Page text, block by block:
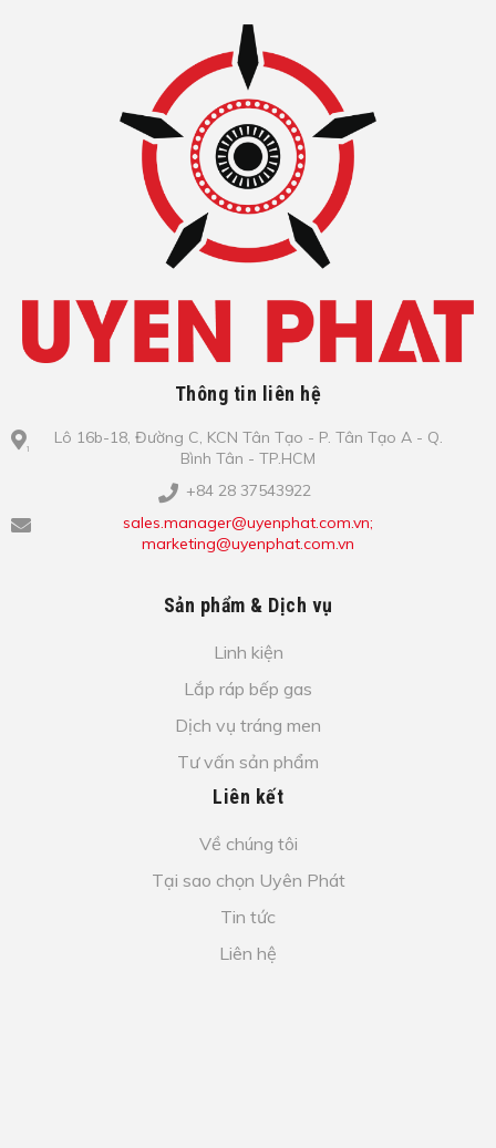
Thông tin liên hệ
Lô​ 16b-18, Đ​ư​ờ​ng C, KCN Tâ​n Tạo​ - P. Tâ​n Tạo​ A - Q.
Bình​ Tâ​n - TP.HCM
+84 28 37543922
sales.manager@uyenphat.com.vn;
marketing@uyenphat.com.vn
Sản phẩm & Dịch vụ
Linh kiện
Lắp ráp bếp gas
Dịch vụ tráng men
Tư vấn sản phẩm
Liên kết
Về chúng tôi
Tại sao chọn Uyên Phát
Tin tức
Liên hệ